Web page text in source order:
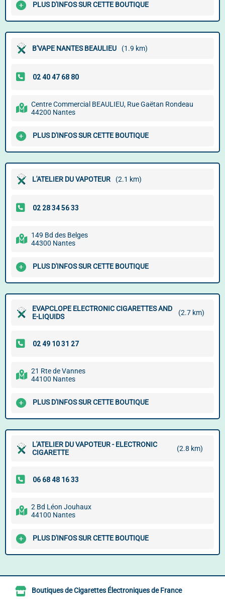
PLUS D'INFOS SUR CETTE BOUTIQUE
B'VAPE NANTES BEAULIEU (1.9 km)
Centre Commercial BEAULIEU, Rue Gaëtan Rondeau
44200 Nantes
PLUS D'INFOS SUR CETTE BOUTIQUE
L'ATELIER DU VAPOTEUR (2.1 km)
149 Bd des Belges
44300 Nantes
PLUS D'INFOS SUR CETTE BOUTIQUE
EVAPCLOPE ELECTRONIC CIGARETTES AND
E-LIQUIDS
(2.7 km)
21 Rte de Vannes
44100 Nantes
PLUS D'INFOS SUR CETTE BOUTIQUE
L'ATELIER DU VAPOTEUR - ELECTRONIC
CIGARETTE
(2.8 km)
2 Bd Léon Jouhaux
44100 Nantes
PLUS D'INFOS SUR CETTE BOUTIQUE
Boutiques de Cigarettes Électroniques de France